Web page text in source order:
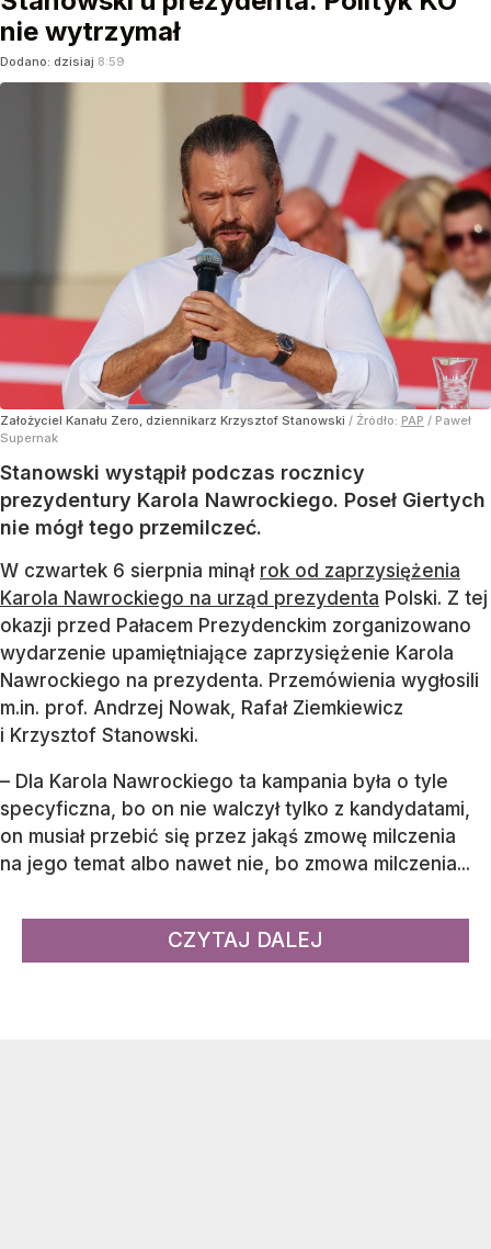
nie wytrzymał
Dodano: dzisiaj 8:59
Założyciel Kanału Zero, dziennikarz Krzysztof Stanowski / Źródło: PAP / Paweł
Supernak
Stanowski wystąpił podczas rocznicy
prezydentury Karola Nawrockiego. Poseł Giertych
nie mógł tego przemilczeć.
W czwartek 6 sierpnia minął rok od zaprzysiężenia
Karola Nawrockiego na urząd prezydenta Polski. Z tej
okazji przed Pałacem Prezydenckim zorganizowano
wydarzenie upamiętniające zaprzysiężenie Karola
Nawrockiego na prezydenta. Przemówienia wygłosili
m.in. prof. Andrzej Nowak, Rafał Ziemkiewicz
i Krzysztof Stanowski.
– Dla Karola Nawrockiego ta kampania była o tyle
specyficzna, bo on nie walczył tylko z kandydatami,
on musiał przebić się przez jakąś zmowę milczenia
na jego temat albo nawet nie, bo zmowa milczenia...
CZYTAJ DALEJ